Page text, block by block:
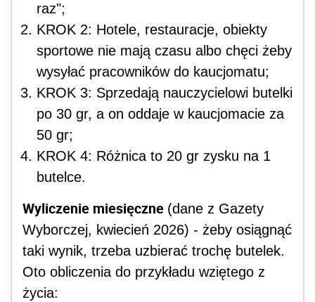
raz";
KROK 2: Hotele, restauracje, obiekty
sportowe nie mają czasu albo chęci żeby
wysyłać pracowników do kaucjomatu;
KROK 3: Sprzedają nauczycielowi butelki
po 30 gr, a on oddaje w kaucjomacie za
50 gr;
KROK 4: Różnica to 20 gr zysku na 1
butelce.
Wyliczenie miesięczne (dane z Gazety
Wyborczej, kwiecień 2026) - żeby osiągnąć
taki wynik, trzeba uzbierać trochę butelek.
Oto obliczenia do przykładu wziętego z
życia: